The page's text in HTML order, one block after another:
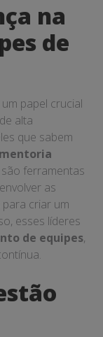
na
de
papel crucial
alta
que sabem
mentoria
são ferramentas
as
criar um
esses líderes
de equipes,